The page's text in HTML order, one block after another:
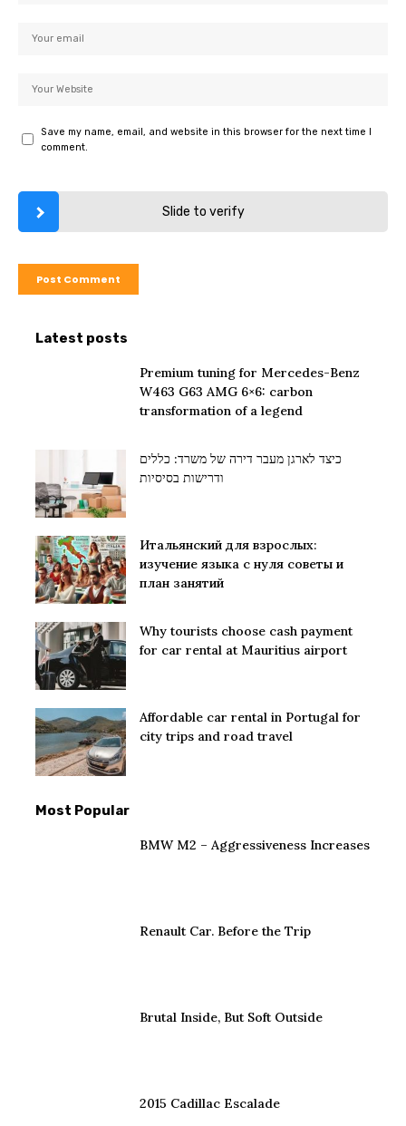
Save my name, email, and website in this browser for the next time I
comment.
Slide to verify
Latest posts
Premium tuning for Mercedes-Benz
W463 G63 AMG 6×6: carbon
transformation of a legend
כיצד לארגן מעבר דירה של משרד: כללים
ודרישות בסיסיות
Итальянский для взрослых:
изучение языка с нуля советы и
план занятий
Why tourists choose cash payment
for car rental at Mauritius airport
Affordable car rental in Portugal for
city trips and road travel
Most Popular
BMW M2 – Aggressiveness Increases
Renault Car. Before the Trip
Brutal Inside, But Soft Outside
2015 Cadillac Escalade